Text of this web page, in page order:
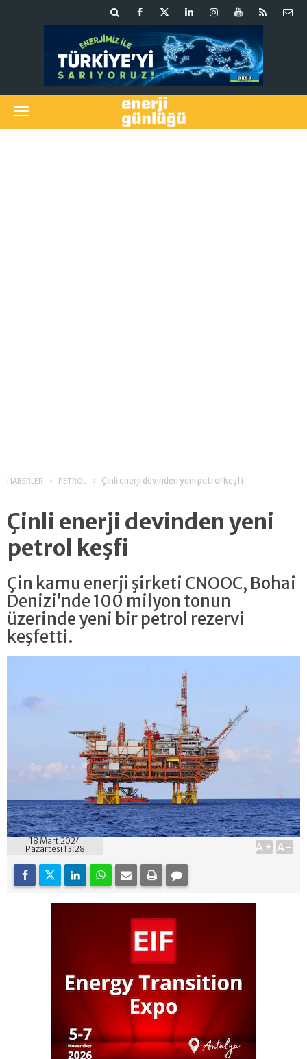
HABERLER PETROL Çinli enerji devinden yeni petrol keşfi
Çinli enerji devinden yeni
petrol keşfi
Çin kamu enerji şirketi CNOOC, Bohai
Denizi’nde 100 milyon tonun
üzerinde yeni bir petrol rezervi
keşfetti.
18 Mart 2024
Pazartesi 13:28
A+ A-